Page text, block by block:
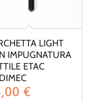
LIGHT
IMPUGNATURA
ETAC
€